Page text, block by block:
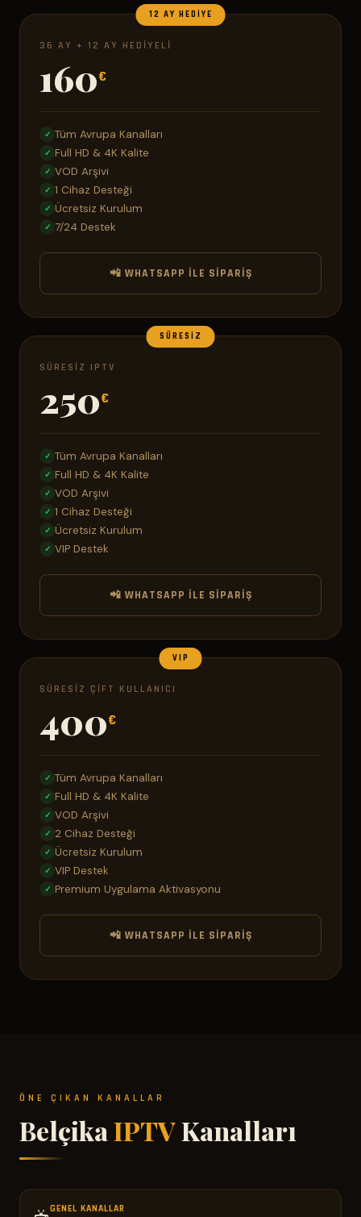
12 AY HEDIYE
36 AY + 12 AY HEDIYELI
160€
✓ Tüm Avrupa Kanalları
✓ Full HD & 4K Kalite
✓ VOD Arşivi
✓ 1 Cihaz Desteği
✓ Ücretsiz Kurulum
✓ 7/24 Destek
📲 WHATSAPP ILE SIPARIŞ
SÜRESIZ
SÜRESIZ IPTV
250€
✓ Tüm Avrupa Kanalları
✓ Full HD & 4K Kalite
✓ VOD Arşivi
✓ 1 Cihaz Desteği
✓ Ücretsiz Kurulum
✓ VIP Destek
📲 WHATSAPP ILE SIPARIŞ
VIP
SÜRESIZ ÇIFT KULLANICI
400€
✓ Tüm Avrupa Kanalları
✓ Full HD & 4K Kalite
✓ VOD Arşivi
✓ 2 Cihaz Desteği
✓ Ücretsiz Kurulum
✓ VIP Destek
✓ Premium Uygulama Aktivasyonu
📲 WHATSAPP ILE SIPARIŞ
ÖNE ÇIKAN KANALLAR
BelçikaIPTVKanalları
GENEL KANALLAR